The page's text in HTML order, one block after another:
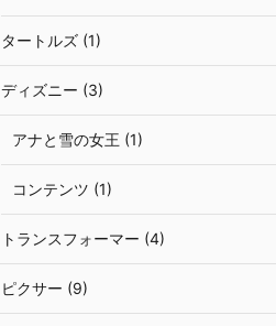
タートルズ (1)
ディズニー (3)
アナと雪の女王 (1)
コンテンツ (1)
トランスフォーマー (4)
ピクサー (9)